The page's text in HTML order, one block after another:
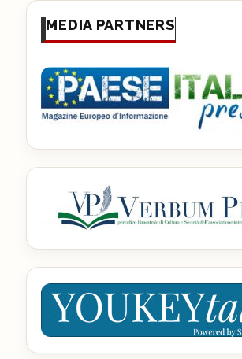
MEDIA PARTNERS